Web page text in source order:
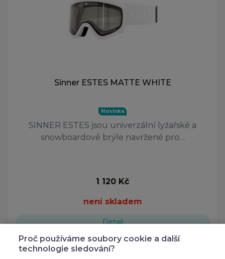
Sinner ESTES MATTE WHITE
Novinka
SINNER ESTES jsou univerzální lyžařské a
snowboardové brýle navržené pro…
1 120 Kč
není skladem
Detail
Proč používáme soubory cookie a další
technologie sledování?